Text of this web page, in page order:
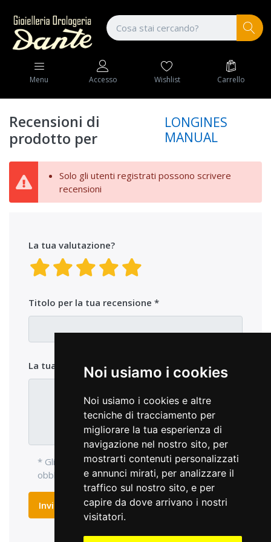
Noi usiamo i cookies
Noi usiamo i cookies e altre
tecniche di tracciamento per
migliorare la tua esperienza di
navigazione nel nostro sito, per
mostrarti contenuti personalizzati
e annunci mirati, per analizzare il
traffico sul nostro sito, e per
capire da dove arrivano i nostri
visitatori.
Menu Accesso Wishlist Carrello
Recensioni di
prodotto per
LONGINES
MANUAL
Solo gli utenti registrati possono scrivere
recensioni
La tua valutazione?
Titolo per la tua recensione
La tua opinione sul prodotto
* Gli elementi di ingresso con l'asterisco sono
obbligatori e devono essere compilati.
Inviare recensione